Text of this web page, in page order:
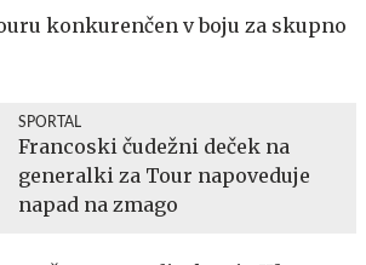
konkurenčen v boju za skupno
SPORTAL
Francoski čudežni deček na
generalki za Tour napoveduje
napad na zmago